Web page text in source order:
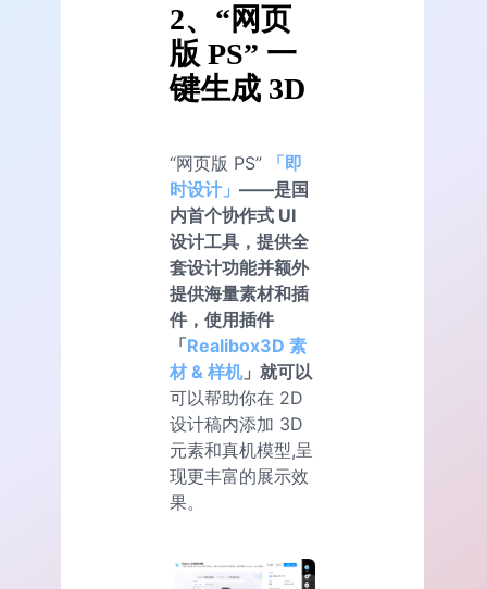
2、“网页
版 PS” 一
键生成 3D
“网页版 PS”
「即
时设计」 ——是国
内首个协作式 UI
设计工具，提供全
套设计功能并额外
提供海量素材和插
件，使用插件
「Realibox3D 素
材 & 样机」就可以
可以帮助你在 2D
设计稿内添加 3D
元素和真机模型,呈
现更丰富的展示效
果。